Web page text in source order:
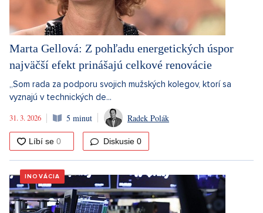
Marta Gellová: Z pohľadu energetických úspor
najväčší efekt prinášajú celkové renovácie
„Som rada za podporu svojich mužských kolegov, ktorí sa
vyznajú v technických de...
31. 3. 2026
5 minut Radek Polák
Diskusie 0
INOVÁCIA